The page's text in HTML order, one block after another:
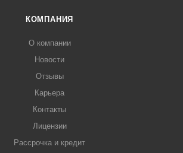
КОМПАНИЯ
О компании
Новости
Отзывы
Карьера
Контакты
Лицензии
Рассрочка и кредит